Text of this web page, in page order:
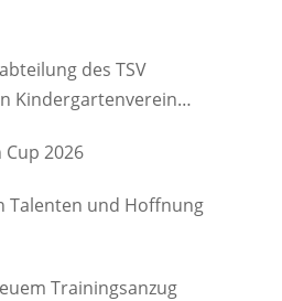
des TSV
Kindergartenverein
2026
Talenten und Hoffnung
Trainingsanzug